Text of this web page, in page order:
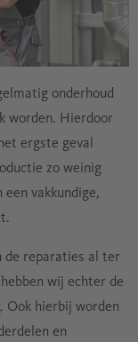
onderhoud
worden. Hierdoor
ergste geval
zo weinig
vakkundige,
de reparaties al ter
wij echter de
Ook hierbij worden
en